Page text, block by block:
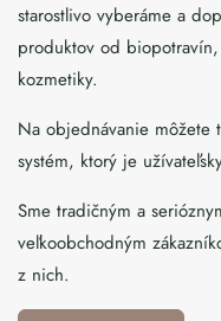
starostlivo vyberáme a
produktov od
kozmetiky.
Na objednávanie môžete
systém, ktorý je
Sme tradičným a
veľkoobchodným
z nich.